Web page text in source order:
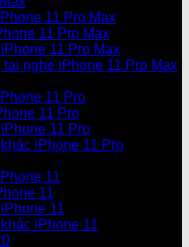
11 Pro Max
11 Pro Max
11 Pro Max
tai nghe iPhone 11 Pro Max
11 Pro
11 Pro
11 Pro
iPhone 11 Pro
11
11
11
iPhone 11